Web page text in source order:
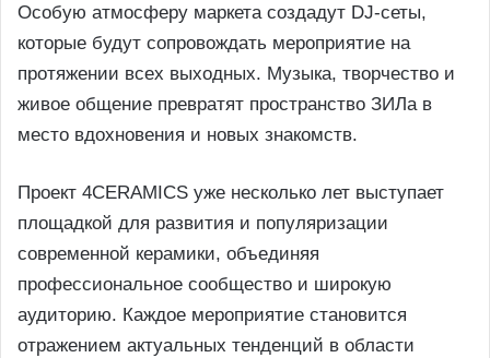
Особую атмосферу маркета создадут DJ-сеты,
которые будут сопровождать мероприятие на
протяжении всех выходных. Музыка, творчество и
живое общение превратят пространство ЗИЛа в
место вдохновения и новых знакомств.
Проект 4CERAMICS уже несколько лет выступает
площадкой для развития и популяризации
современной керамики, объединяя
профессиональное сообщество и широкую
аудиторию. Каждое мероприятие становится
отражением актуальных тенденций в области